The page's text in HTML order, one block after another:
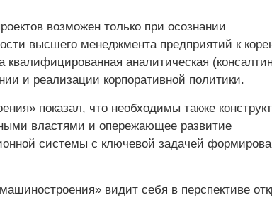
возможен только при осознании
высшего менеджмента предприятий к
аналитическая
и реализации корпоративной политики.
показал, что необходимы также
властями и опережающее развитие
системы с ключевой задачей
видит себя в перспективе